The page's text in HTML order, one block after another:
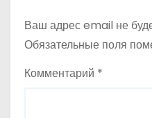
Ваш адрес email не
Обязательные поля
Комментарий *